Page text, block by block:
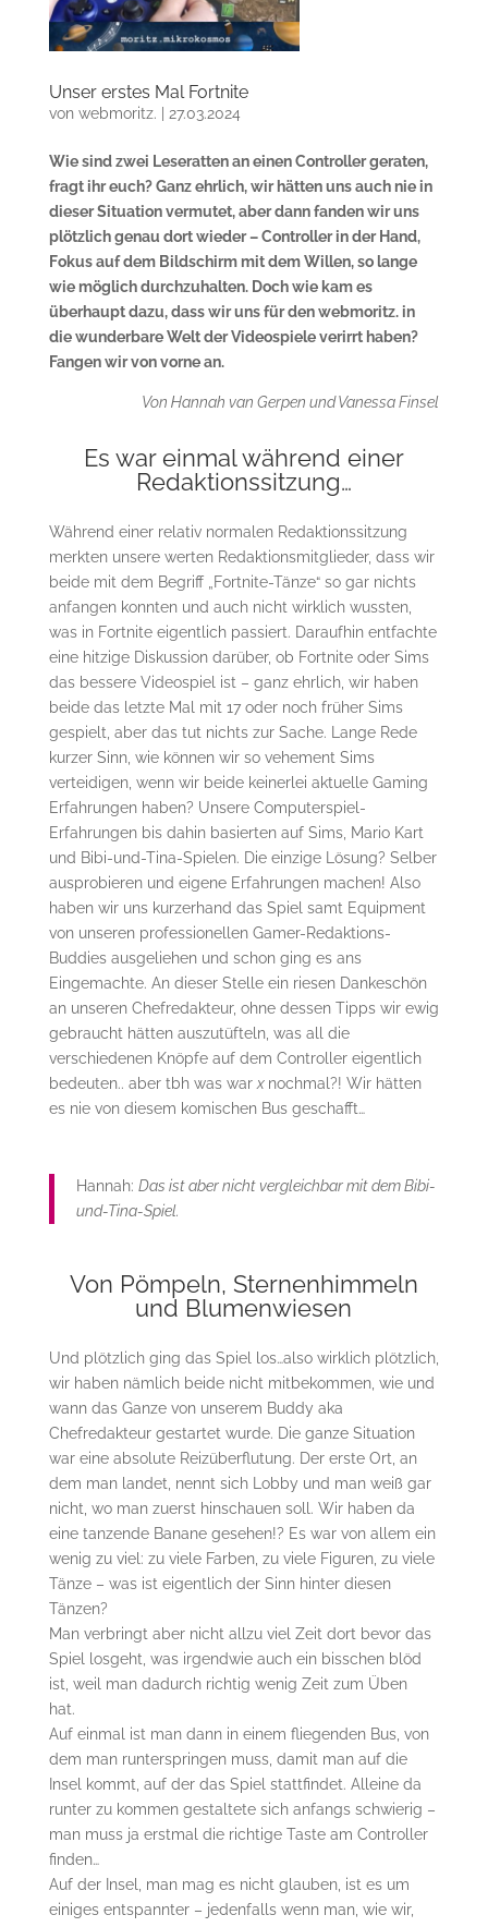
Unser erstes Mal Fortnite
von webmoritz. | 27.03.2024
Wie sind zwei Leseratten an einen Controller geraten,
fragt ihr euch? Ganz ehrlich, wir hätten uns auch nie in
dieser Situation vermutet, aber dann fanden wir uns
plötzlich genau dort wieder – Controller in der Hand,
Fokus auf dem Bildschirm mit dem Willen, so lange
wie möglich durchzuhalten. Doch wie kam es
überhaupt dazu, dass wir uns für den webmoritz. in
die wunderbare Welt der Videospiele verirrt haben?
Fangen wir von vorne an.
Von Hannah van Gerpen und Vanessa Finsel
Es war einmal während einer
Redaktionssitzung…
Während einer relativ normalen Redaktionssitzung
merkten unsere werten Redaktionsmitglieder, dass wir
beide mit dem Begriff „Fortnite-Tänze“ so gar nichts
anfangen konnten und auch nicht wirklich wussten,
was in Fortnite eigentlich passiert. Daraufhin entfachte
eine hitzige Diskussion darüber, ob Fortnite oder Sims
das bessere Videospiel ist – ganz ehrlich, wir haben
beide das letzte Mal mit 17 oder noch früher Sims
gespielt, aber das tut nichts zur Sache. Lange Rede
kurzer Sinn, wie können wir so vehement Sims
verteidigen, wenn wir beide keinerlei aktuelle Gaming
Erfahrungen haben? Unsere Computerspiel-
Erfahrungen bis dahin basierten auf Sims, Mario Kart
und Bibi-und-Tina-Spielen. Die einzige Lösung? Selber
ausprobieren und eigene Erfahrungen machen! Also
haben wir uns kurzerhand das Spiel samt Equipment
von unseren professionellen Gamer-Redaktions-
Buddies ausgeliehen und schon ging es ans
Eingemachte. An dieser Stelle ein riesen Dankeschön
an unseren Chefredakteur, ohne dessen Tipps wir ewig
gebraucht hätten auszutüfteln, was all die
verschiedenen Knöpfe auf dem Controller eigentlich
bedeuten.. aber tbh was war x nochmal?! Wir hätten
es nie von diesem komischen Bus geschafft…
Hannah: Das ist aber nicht vergleichbar mit dem Bibi-
und-Tina-Spiel.
Von Pömpeln, Sternenhimmeln
und Blumenwiesen
Und plötzlich ging das Spiel los…also wirklich plötzlich,
wir haben nämlich beide nicht mitbekommen, wie und
wann das Ganze von unserem Buddy aka
Chefredakteur gestartet wurde. Die ganze Situation
war eine absolute Reizüberflutung. Der erste Ort, an
dem man landet, nennt sich Lobby und man weiß gar
nicht, wo man zuerst hinschauen soll. Wir haben da
eine tanzende Banane gesehen!? Es war von allem ein
wenig zu viel: zu viele Farben, zu viele Figuren, zu viele
Tänze – was ist eigentlich der Sinn hinter diesen
Tänzen?
Man verbringt aber nicht allzu viel Zeit dort bevor das
Spiel losgeht, was irgendwie auch ein bisschen blöd
ist, weil man dadurch richtig wenig Zeit zum Üben
hat.
Auf einmal ist man dann in einem fliegenden Bus, von
dem man runterspringen muss, damit man auf die
Insel kommt, auf der das Spiel stattfindet. Alleine da
runter zu kommen gestaltete sich anfangs schwierig –
man muss ja erstmal die richtige Taste am Controller
finden…
Auf der Insel, man mag es nicht glauben, ist es um
einiges entspannter – jedenfalls wenn man, wie wir,